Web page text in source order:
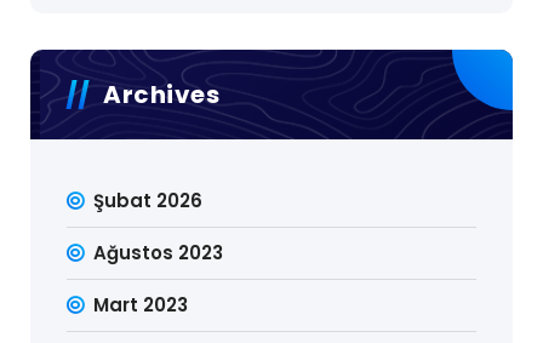
Archives
Şubat 2026
Ağustos 2023
Mart 2023